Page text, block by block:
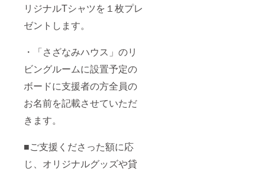
リジナルTシャツを１枚プレ
ゼントします。
・「さざなみハウス」のリ
ビングルームに設置予定の
ボードに支援者の方全員の
お名前を記載させていただ
きます。
■ご支援くださった額に応
じ、オリジナルグッズや貸